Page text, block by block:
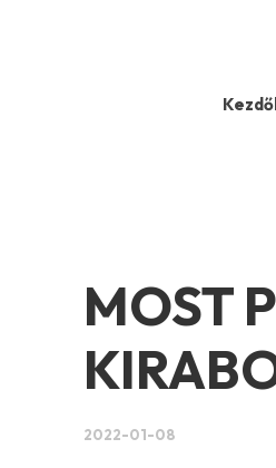
MOST
2022-01-08